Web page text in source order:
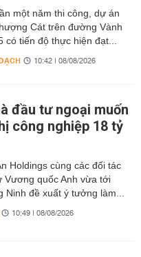
một năm thi công, dự án
Cát trên đường Vành
có tiến độ thực hiện đạt...
10:42 | 08/08/2026
đầu tư ngoại muốn
công nghiệp 18 tỷ
Holdings cùng các đối tác
Vương quốc Anh vừa tới
Ninh đề xuất ý tưởng làm...
10:49 | 08/08/2026